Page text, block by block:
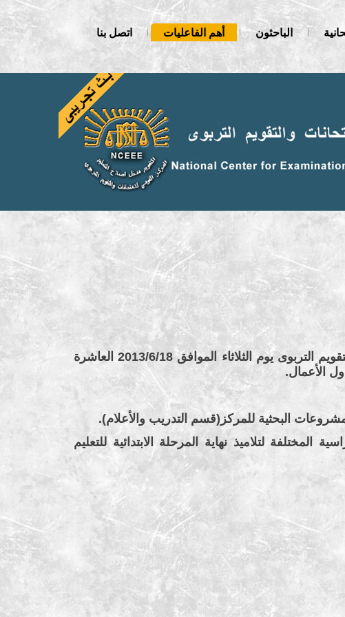
الباحثون أهم الفاعليات
اتصل بنا
سيعقد السيمنار العلمى العام السابع للمركز القومى للامتحانات والتقويم التربوى يوم الثلاثاء الموافق 2013/6/18 العاشرة
الأعمال.
البحثية للمركز(قسم التدريب والأعلام).
المختلفة لتلاميذ نهاية المرحلة الابتدائية للتعليم